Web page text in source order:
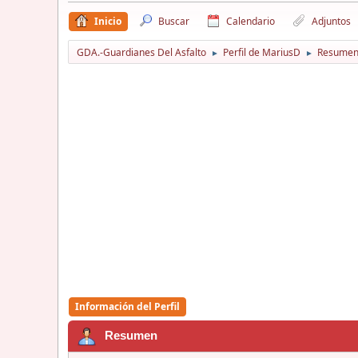
Inicio Buscar Calendario Adjuntos
GDA.-Guardianes Del Asfalto ► Perfil de MariusD ► Resumen
Información del Perfil
Resumen